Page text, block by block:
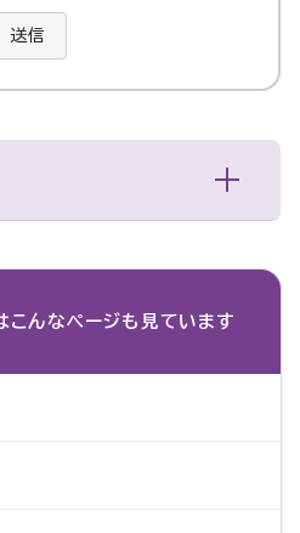
送信
こんなページも見ています